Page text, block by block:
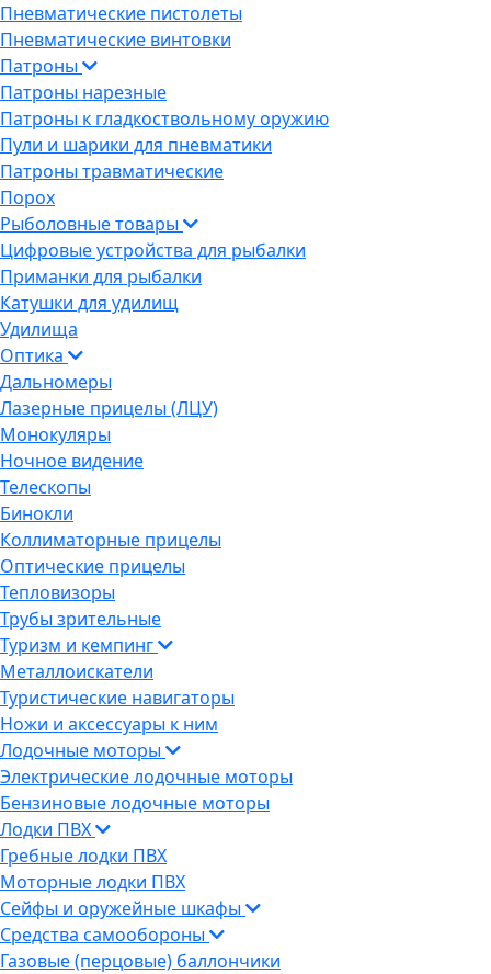
Пневматические пистолеты
Пневматические винтовки
Патроны
Патроны нарезные
Патроны к гладкоствольному оружию
Пули и шарики для пневматики
Патроны травматические
Порох
Рыболовные товары
Цифровые устройства для рыбалки
Приманки для рыбалки
Катушки для удилищ
Удилища
Оптика
Дальномеры
Лазерные прицелы (ЛЦУ)
Монокуляры
Ночное видение
Телескопы
Бинокли
Коллиматорные прицелы
Оптические прицелы
Тепловизоры
Трубы зрительные
Туризм и кемпинг
Металлоискатели
Туристические навигаторы
Ножи и аксессуары к ним
Лодочные моторы
Электрические лодочные моторы
Бензиновые лодочные моторы
Лодки ПВХ
Гребные лодки ПВХ
Моторные лодки ПВХ
Сейфы и оружейные шкафы
Средства самообороны
Газовые (перцовые) баллончики